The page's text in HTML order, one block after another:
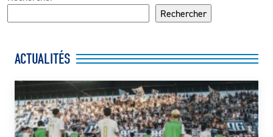
Rechercher
ACTUALITÉS